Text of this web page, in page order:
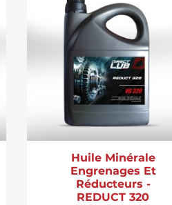
Huile Minérale
Engrenages Et
Réducteurs -
REDUCT 320